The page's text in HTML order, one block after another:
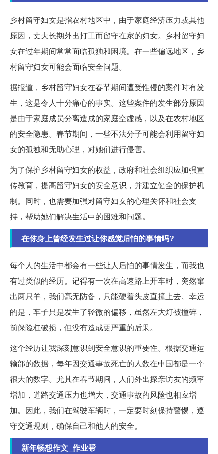
乡村留守妇女是指农村地区中，由于家庭经济压力或其他
原因，丈夫长期外出打工而留守在家的妇女。乡村留守妇
女在过年期间常常面临孤独和困境。在一些偏远地区，乡
村留守妇女可能会面临安全问题。
据报道，乡村留守妇女在春节期间遭受性侵的案件时有发
生，这是令人十分痛心的事实。这些案件的发生部分原因
是由于家庭成员分离造成的家庭空虚感，以及在农村地区
的安全隐患。春节期间，一些不法分子可能会利用留守妇
女的孤独和无助心理，对她们进行侵害。
为了保护乡村留守妇女的权益，政府和社会组织应加强宣
传教育，提高留守妇女的安全意识，并建立健全的保护机
制。同时，也需要加强对留守妇女的心理关怀和社会支
持，帮助她们解决生活中的困难和问题。
在你身上曾经发生过让你感觉后怕的事情吗?
每个人的生活中都会有一些让人后怕的事情发生，而我也
有过类似的经历。记得有一次在高速路上开车时，突然窜
出两只羊，我们毫无防备，只能硬着头皮直撞上去。幸运
的是，车子只是发生了轻微的偏移，虽然左大灯被撞碎，
前保险杠破损，但没有造成更严重的后果。
这个经历让我深刻意识到安全意识的重要性。根据交通运
输部的数据，每年因交通事故死亡的人数在中国都是一个
很大的数字。尤其在春节期间，人们外出探亲访友的频率
增加，道路交通压力也增大，交通事故的风险也相应增
加。因此，我们在驾驶车辆时，一定要时刻保持警惕，遵
守交通规则，确保自己和他人的安全。
新年畅想作文_作业帮